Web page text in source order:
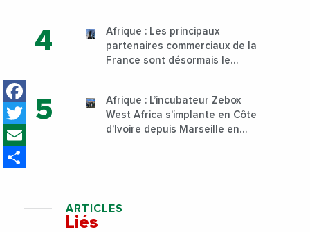
Facebook
Twitter
sur son campus de Karen à
Nairobi dès janvier 2023
Afrique : Les principaux
partenaires commerciaux de la
France sont désormais le
Afrique : L’incubateur Zebox
West Africa s’implante en Côte
d’Ivoire depuis Marseille en
ARTICLES
Liés